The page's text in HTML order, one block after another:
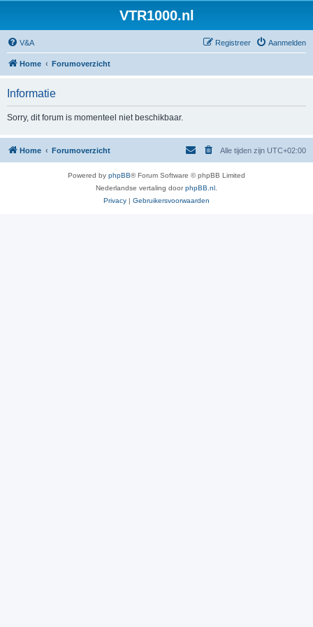
VTR1000.nl
V&A Aanmelden
Registreer
Home Forumoverzicht
Informatie
Sorry, dit forum is momenteel niet beschikbaar.
Home Forumoverzicht Alle tijden zijn UTC+02:00
Powered by phpBB® Forum Software © phpBB Limited
Nederlandse vertaling doorphpBB.nl
Privacy | Gebruikersvoorwaarden